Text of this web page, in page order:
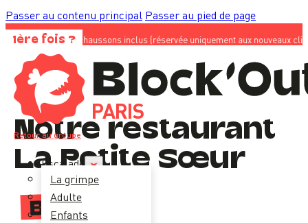
Passer au contenu principal Passer au pied de page
1ère fois ?
chaussons inclus (réservée uniquement aux nouveaux clients) ; sur
PARIS
Retour au groupe
Escalade
La grimpe
Adulte
Enfants
Notre restaurant
La Petite Sœur
B’Ofood